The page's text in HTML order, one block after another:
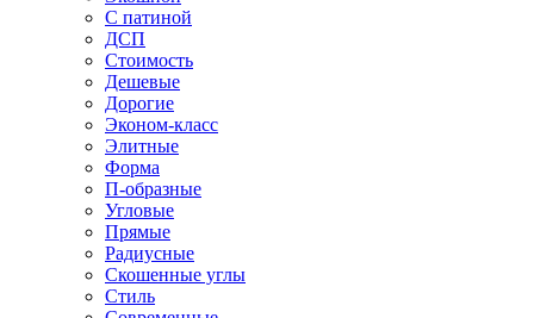
С патиной
ДСП
Стоимость
Дешевые
Дорогие
Эконом-класс
Элитные
Форма
П-образные
Угловые
Прямые
Радиусные
Скошенные углы
Стиль